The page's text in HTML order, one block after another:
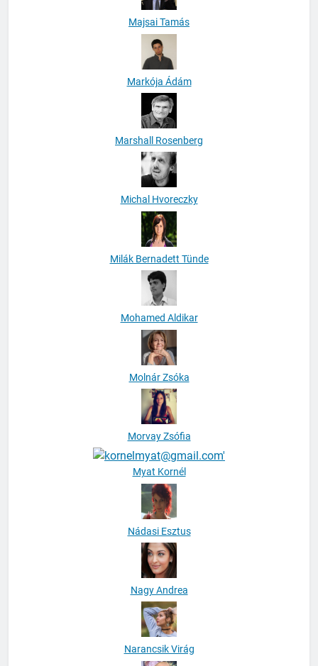
Majsai Tamás
Markója Ádám
Marshall Rosenberg
Michal Hvoreczky
Milák Bernadett Tünde
Mohamed Aldikar
Molnár Zsóka
Morvay Zsófia
Myat Kornél
Nádasi Esztus
Nagy Andrea
Narancsik Virág